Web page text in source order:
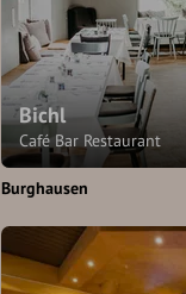
Bichl
Café Bar Restaurant
Burghausen